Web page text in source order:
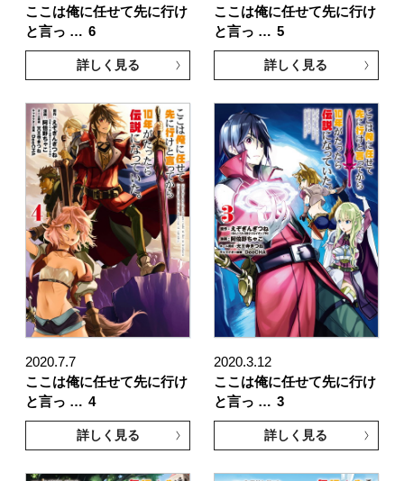
ここは俺に任せて先に行け
と言っ … 6
詳しく見る
ここは俺に任せて先に行け
と言っ … 5
詳しく見る
2020.7.7
ここは俺に任せて先に行け
と言っ … 4
詳しく見る
2020.3.12
ここは俺に任せて先に行け
と言っ … 3
詳しく見る